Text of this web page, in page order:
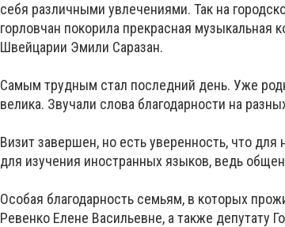
себя различными увлечениями. Так на
горловчан покорила прекрасная музыкальная
Швейцарии Эмили Саразан.
Самым трудным стал последний день. Уже
велика. Звучали слова благодарности на
Визит завершен, но есть уверенность, что
для изучения иностранных языков, ведь
Особая благодарность семьям, в которых
Ревенко Елене Васильевне, а также депутату